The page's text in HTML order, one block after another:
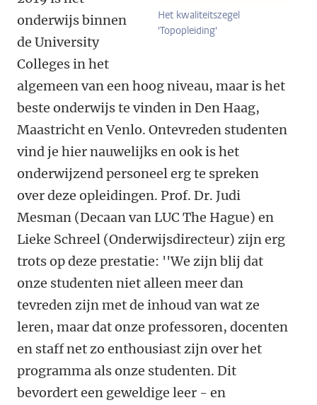
Het kwaliteitszegel
'Topopleiding'
onderwijs binnen
de University
Colleges in het
algemeen van een hoog niveau, maar is het
beste onderwijs te vinden in Den Haag,
Maastricht en Venlo. Ontevreden studenten
vind je hier nauwelijks en ook is het
onderwijzend personeel erg te spreken
over deze opleidingen. Prof. Dr. Judi
Mesman (Decaan van LUC The Hague) en
Lieke Schreel (Onderwijsdirecteur) zijn erg
trots op deze prestatie: ''We zijn blij dat
onze studenten niet alleen meer dan
tevreden zijn met de inhoud van wat ze
leren, maar dat onze professoren, docenten
en staff net zo enthousiast zijn over het
programma als onze studenten. Dit
bevordert een geweldige leer - en